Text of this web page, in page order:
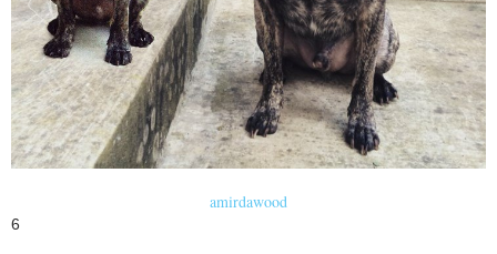
amirdawood
6